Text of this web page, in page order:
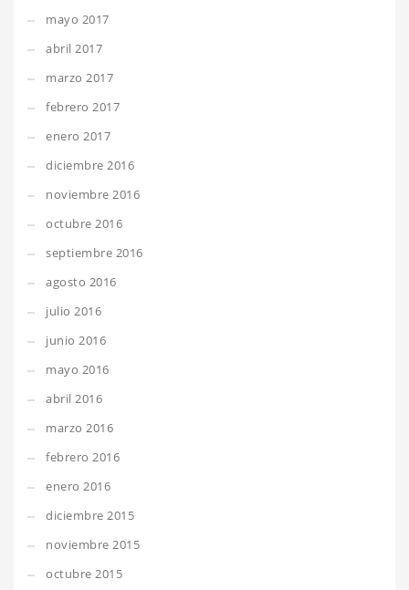
mayo 2017
abril 2017
marzo 2017
febrero 2017
enero 2017
diciembre 2016
noviembre 2016
octubre 2016
septiembre 2016
agosto 2016
julio 2016
junio 2016
mayo 2016
abril 2016
marzo 2016
febrero 2016
enero 2016
diciembre 2015
noviembre 2015
octubre 2015